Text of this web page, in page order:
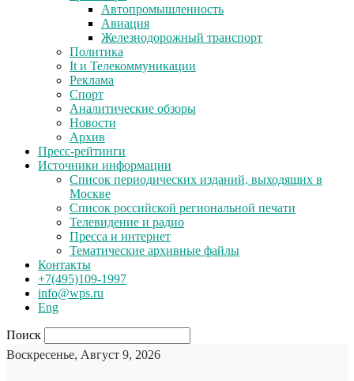
Автопромышленность
Авиация
Железнодорожный транспорт
Политика
It и Телекоммуникации
Реклама
Спорт
Аналитические обзоры
Новости
Архив
Пресс-рейтинги
Источники информации
Список периодических изданий, выходящих в
Москве
Список российской региональной печати
Телевидение и радио
Пресса и интернет
Тематические архивные файлы
Контакты
+7(495)109-1997
info@wps.ru
Eng
Поиск
Воскресенье, Август 9, 2026